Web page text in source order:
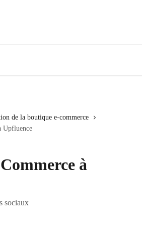
de la boutique e-commerce
Upfluence
à
sociaux